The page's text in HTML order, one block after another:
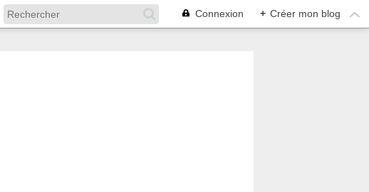
Connexion + Créer mon blog